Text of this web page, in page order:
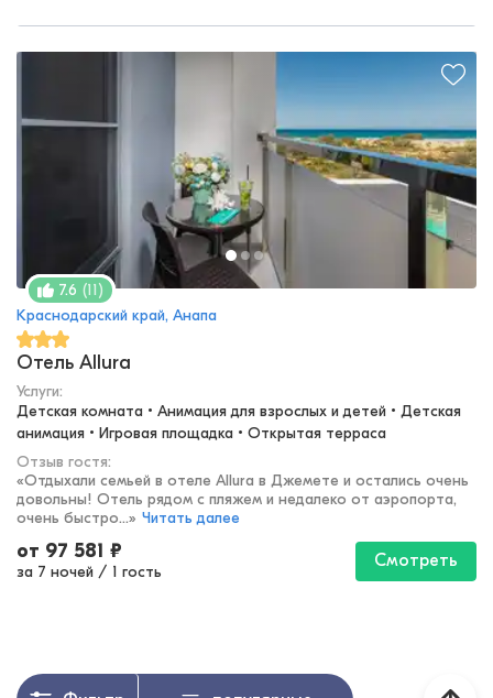
7.6 (11)
Краснодарский край, Анапа
Отель Allura
Услуги:
Детская комната • Анимация для взрослых и детей • Детская
анимация • Игровая площадка • Открытая терраса
Отзыв гостя:
«Отдыхали семьей в отеле Allura в Джемете и остались очень
довольны! Отель рядом с пляжем и недалеко от аэропорта,
очень быстро...» Читать далее
от 97 581 ₽
за 7 ночей / 1 гость
Смотреть